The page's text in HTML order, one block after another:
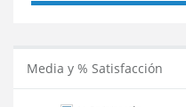
Media y % Satisfacción